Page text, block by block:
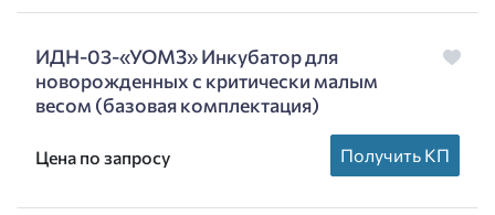
ИДН-03-«УОМЗ» Инкубатор для
новорожденных с критически малым
весом (базовая комплектация)
Цена по запросу Получить КП